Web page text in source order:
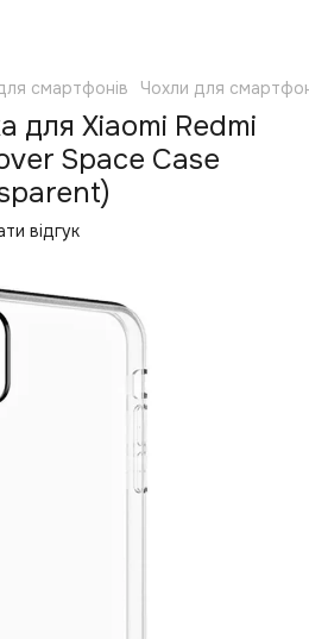
смартфонів Чохли для
для Xiaomi Redmi
Space Case
відгук